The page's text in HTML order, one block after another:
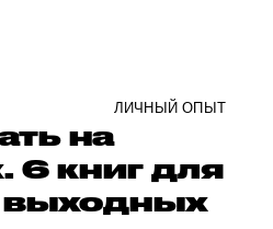
ЛИЧНЫЙ ОПЫТ
на
6 книг для
выходных